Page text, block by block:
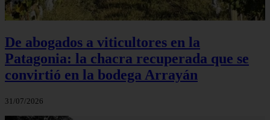
De abogados a viticultores en la
Patagonia: la chacra recuperada que se
convirtió en la bodega Arrayán
31/07/2026